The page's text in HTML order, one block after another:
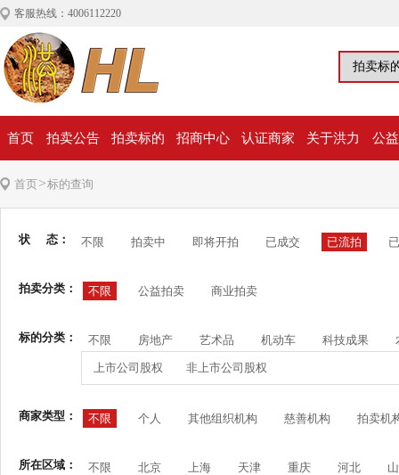
客服热线：4006112220
首页 拍卖公告 拍卖标的 招商中心 认证商家 关于洪力 公
首页>标的查询
状 态： 不限 拍卖中 即将开拍 已成交 已流拍
拍卖分类： 不限 公益拍卖 商业拍卖
标的分类： 不限 房地产 艺术品 机动车 科技成果
上市公司股权 非上市公司股权
商家类型： 不限 个人 其他组织机构 慈善机构 拍卖机
所在区域： 不限 北京 上海 天津 重庆 河北